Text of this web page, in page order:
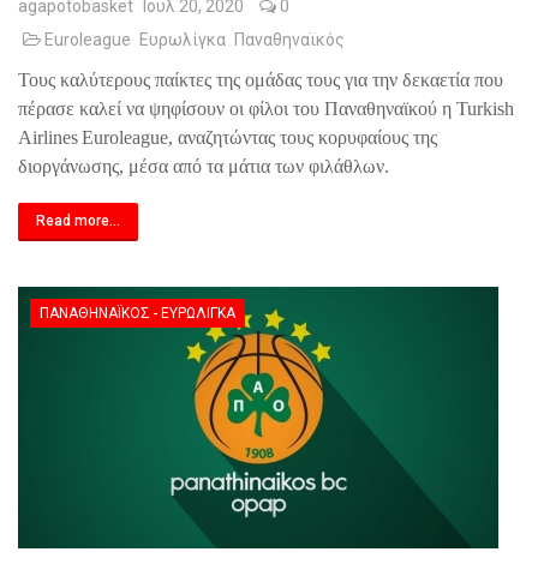
agapotobasket Ιουλ 20, 2020
0
Euroleague
Ευρωλίγκα Παναθηναϊκός
Τους καλύτερους παίκτες της ομάδας τους για την δεκαετία που
πέρασε καλεί να ψηφίσουν οι φίλοι του Παναθηναϊκού η Turkish
AirlinesEuroleague, αναζητώντας τους κορυφαίους της
διοργάνωσης, μέσα από τα μάτια των φιλάθλων.
Read more...
ΠΑΝΑΘΗΝΑΪΚΌΣ - ΕΥΡΩΛΊΓΚΑ